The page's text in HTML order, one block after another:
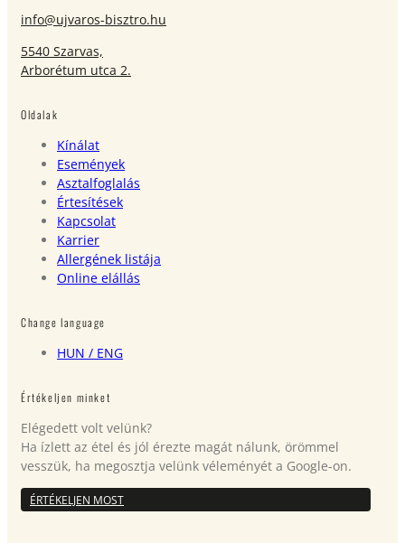
info@ujvaros-bisztro.hu
5540 Szarvas,
Arborétum utca 2.
Oldalak
Kínálat
Események
Asztalfoglalás
Értesítések
Kapcsolat
Karrier
Allergének listája
Online elállás
Change language
HUN / ENG
Értékeljen minket
Elégedett volt velünk?
Ha ízlett az étel és jól érezte magát nálunk, örömmel
vesszük, ha megosztja velünk véleményét a Google-on.
ÉRTÉKELJEN MOST